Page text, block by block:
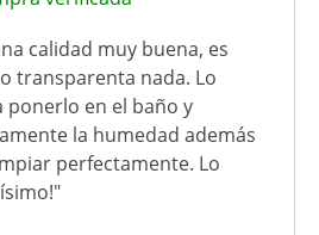
calidad muy buena, es
transparenta nada. Lo
ponerlo en el baño y
la humedad además
perfectamente. Lo